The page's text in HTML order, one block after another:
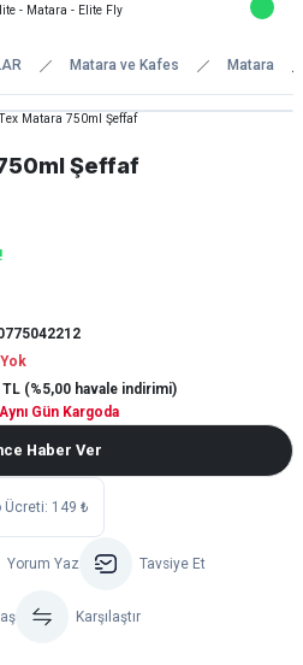
Matara ve Kafes Matara
Şeffaf
(%5,00 havale indirimi)
Gün Kargoda
Haber Ver
Ücreti: 149 ₺
Yorum Yaz Tavsiye Et
Karşılaştır